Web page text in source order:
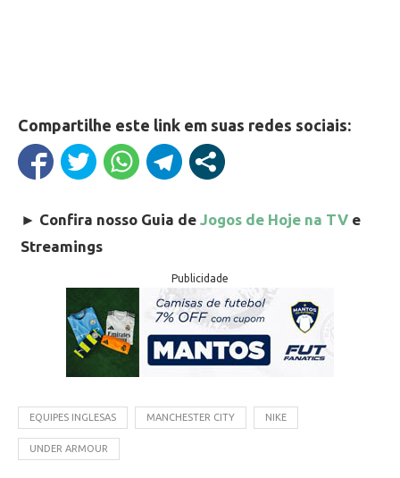
Compartilhe este link em suas redes sociais:
► Confira nosso Guia de Jogos de Hoje na TV e
Streamings
Publicidade
EQUIPES INGLESAS MANCHESTER CITY NIKE
UNDER ARMOUR